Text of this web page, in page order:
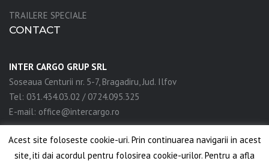
TRAILERE SPECIALE
CONTACT
INTER CARGO GRUP SRL
Soseaua Centurii nr. 5-7, Bragadiru, Jud. Ilfov
Tel: 031.434.03.02 / 0724.095.325
E-mail: office@intercargo.ro
Acest site foloseste cookie-uri. Prin continuarea navigarii in acest
site, iti dai acordul pentru folosirea cookie-urilor. Pentru a afla